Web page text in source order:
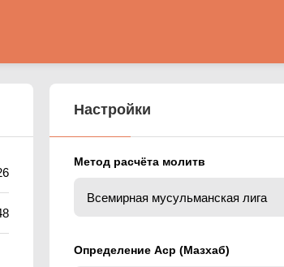
Настройки
Метод расчёта молитв
Определение Аср (Мазхаб)